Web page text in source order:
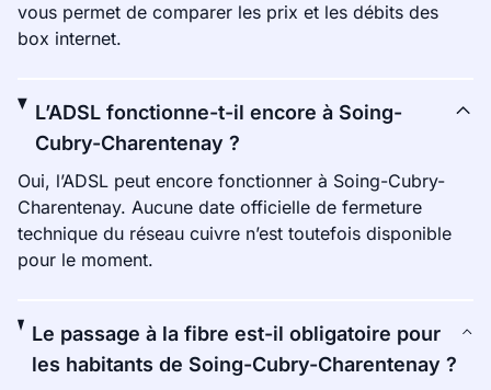
vous permet de comparer les prix et les débits des
box internet.
L’ADSL fonctionne-t-il encore à Soing-
Cubry-Charentenay ?
Oui, l’ADSL peut encore fonctionner à Soing-Cubry-
Charentenay. Aucune date officielle de fermeture
technique du réseau cuivre n’est toutefois disponible
pour le moment.
Le passage à la fibre est-il obligatoire pour
les habitants de Soing-Cubry-Charentenay ?